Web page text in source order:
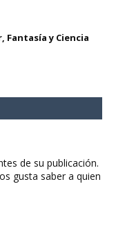
Fantasía y Ciencia
de su publicación.
gusta saber a quien